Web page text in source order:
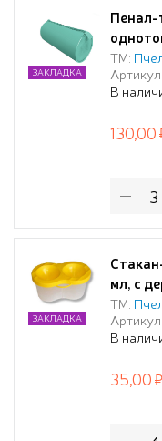
Пенал-
ТМ:
В
ЗАКЛАДКА
130,00
мл, с
ТМ:
В
ЗАКЛАДКА
35,00